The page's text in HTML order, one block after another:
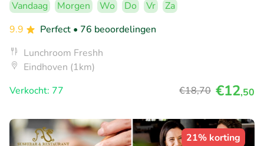
Vandaag Morgen Wo Do Vr
Za
9.9
Perfect • 76 beoordelingen
Lunchroom Freshh
Eindhoven (1km)
Verkocht: 77
€18,70 €12,50
21% korting